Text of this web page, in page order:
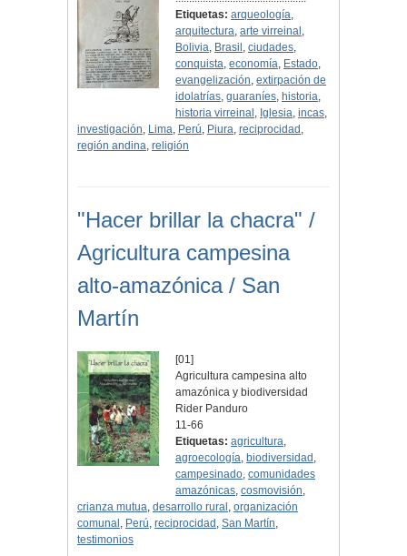
Etiquetas: arqueología,
arquitectura,arte virreinal ,
Bolivia, Brasil ,ciudades,
conquista,economía, Estado,
evangelización,extirpación de
idolatrías,guaraníes, historia,
historia virreinal , Iglesia,incas,
investigación, Lima, Perú, Piura, reciprocidad ,
región andina, religión
"Hacer brillar la chacra" /
Agricultura campesina
alto-amazónica / San
Martín
[01]
Agricultura campesina alto
amazónica y biodiversidad
Rider Panduro
11-66
Etiquetas: agricultura,
agroecología, biodiversidad ,
campesinado,comunidades
amazónicas,cosmovisión,
crianza mutua, desarrollo rural , organización
comunal , Perú, reciprocidad , San Martín,
testimonios